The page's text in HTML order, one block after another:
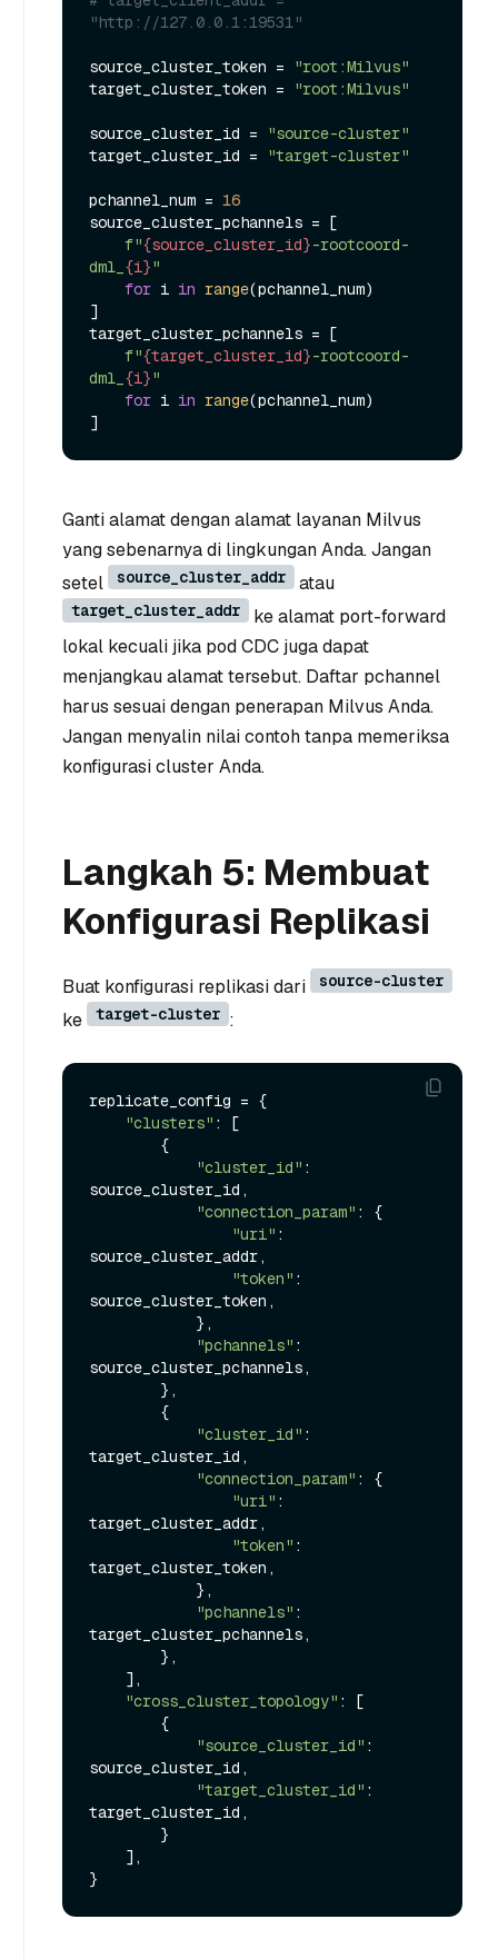
"http://127.0.0.1:19531"
source_cluster_token =
"root:Milvus"
target_cluster_token =
"root:Milvus"
source_cluster_id =
"source-cluster"
target_cluster_id =
"target-cluster"
pchannel_num = 16
source_cluster_pchannels = [
f"{source_cluster_id}-rootcoord-
dml_ {i}"
for i in range(pchannel_num)
]
target_cluster_pchannels = [
f"{target_cluster_id}-rootcoord-
dml_ {i}"
for i in range(pchannel_num)
Ganti alamat dengan alamat layanan Milvus
yang sebenarnya di lingkungan Anda. Jangan
setel
source_cluster_addr atau
target_cluster_addr
ke alamat port-forward
lokal kecuali jika pod CDC juga dapat
menjangkau alamat tersebut. Daftar pchannel
harus sesuai dengan penerapan Milvus Anda.
Jangan menyalin nilai contoh tanpa memeriksa
konfigurasi cluster Anda.
Langkah 5: Membuat
Konfigurasi Replikasi
Buat konfigurasi replikasi dari source-cluster
ke target-cluster :
replicate_config = {
"clusters" : [
"cluster_id" :
source_cluster_id,
"connection_param" : {
"uri" :
source_cluster_addr,
"token" :
source_cluster_token,
"pchannels" :
source_cluster_pchannels,
"cluster_id" :
target_cluster_id,
"connection_param" : {
"uri" :
target_cluster_addr,
"token" :
target_cluster_token,
"pchannels" :
target_cluster_pchannels,
"cross_cluster_topology" : [
"source_cluster_id" :
source_cluster_id,
"target_cluster_id" :
target_cluster_id,